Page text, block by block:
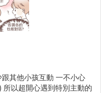
其他小孩互動 一不小心
以超開心遇到特別主動的